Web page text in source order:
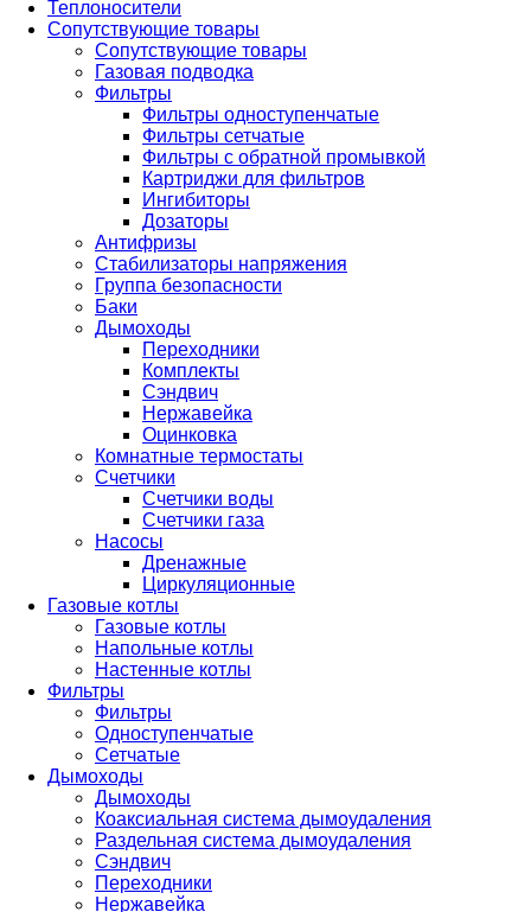
Теплоносители
Сопутствующие товары
Сопутствующие товары
Газовая подводка
Фильтры
Фильтры одноступенчатые
Фильтры сетчатые
Фильтры с обратной промывкой
Картриджи для фильтров
Ингибиторы
Дозаторы
Антифризы
Стабилизаторы напряжения
Группа безопасности
Баки
Дымоходы
Переходники
Комплекты
Сэндвич
Нержавейка
Оцинковка
Комнатные термостаты
Счетчики
Счетчики воды
Счетчики газа
Насосы
Дренажные
Циркуляционные
Газовые котлы
Газовые котлы
Напольные котлы
Настенные котлы
Фильтры
Фильтры
Одноступенчатые
Сетчатые
Дымоходы
Дымоходы
Коаксиальная система дымоудаления
Раздельная система дымоудаления
Сэндвич
Переходники
Нержавейка